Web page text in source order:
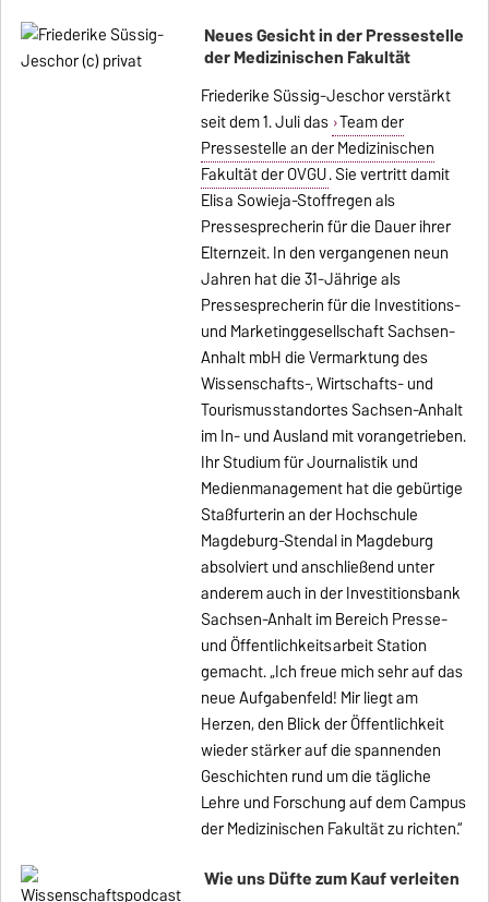
Neues Gesicht in der Pressestelle
der Medizinischen Fakultät
Friederike Süssig-Jeschor verstärkt
seit dem 1. Juli das Team der
Pressestelle an der Medizinischen
Fakultät der OVGU. Sie vertritt damit
Elisa Sowieja-Stoffregen als
Pressesprecherin für die Dauer ihrer
Elternzeit. In den vergangenen neun
Jahren hat die 31-Jährige als
Pressesprecherin für die Investitions-
und Marketinggesellschaft Sachsen-
Anhalt mbH die Vermarktung des
Wissenschafts-, Wirtschafts- und
Tourismusstandortes Sachsen-Anhalt
im In- und Ausland mit vorangetrieben.
Ihr Studium für Journalistik und
Medienmanagement hat die gebürtige
Staßfurterin an der Hochschule
Magdeburg-Stendal in Magdeburg
absolviert und anschließend unter
anderem auch in der Investitionsbank
Sachsen-Anhalt im Bereich Presse-
und Öffentlichkeitsarbeit Station
gemacht. „Ich freue mich sehr auf das
neue Aufgabenfeld! Mir liegt am
Herzen, den Blick der Öffentlichkeit
wieder stärker auf die spannenden
Geschichten rund um die tägliche
Lehre und Forschung auf dem Campus
der Medizinischen Fakultät zu richten.“
Wie uns Düfte zum Kauf verleiten